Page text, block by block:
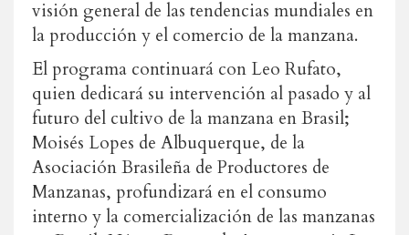
visión general de las tendencias mundiales en
la producción y el comercio de la manzana.
El programa continuará con Leo Rufato,
quien dedicará su intervención al pasado y al
futuro del cultivo de la manzana en Brasil;
Moisés Lopes de Albuquerque, de la
Asociación Brasileña de Productores de
Manzanas, profundizará en el consumo
interno y la comercialización de las manzanas